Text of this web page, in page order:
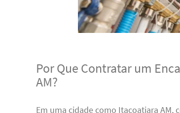
Por Que Contratar um
AM?
Em uma cidade como Itacoatiara